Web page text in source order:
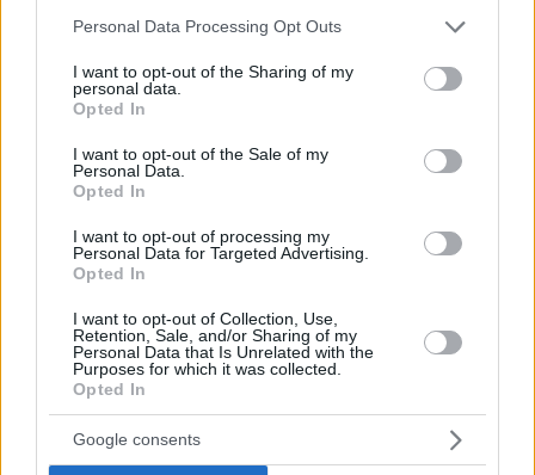
Please note that this website/app uses one or more Google
not limited to your visit or usage behaviour. You may click to
grant or deny consent to Google and its third-party tags to
use your data for below specified purposes in below Google
consent section.
Personal Data Processing Opt Outs
I want to opt-out of the Sharing of my
personal data.
Opted In
I want to opt-out of the Sale of my
Personal Data.
Opted In
I want to opt-out of processing my
Personal Data for Targeted Advertising.
Opted In
I want to opt-out of Collection, Use,
Retention, Sale, and/or Sharing of my
Personal Data that Is Unrelated with the
Purposes for which it was collected.
Opted In
Google consents
μισό γήπεδο όπου κάθε κατοχή έχει βάρος. Ένα μικρό
λάθος μπορεί να κρίνει το αποτέλεσμα, όπως φάνηκε στη
νίκη του Ολυμπιακού με 61–62 επί της ΤΣΣΚΑ Μόσχας στον
τελικό του 2012.
Η Ελληνική Basket League παρουσιάζει μια διαφορετική
δοκιμασία. Ο Ολυμπιακός και ο Παναθηναϊκός συνήθως
εναντίον ομάδων όπως ο ΠΑΟΚ ή η ΑΕΚ απαιτούν εστίαση.
Τα εγχώρια παιχνίδια μπορούν να ανοίξουν περισσότερο,
παράδειγμα, παραμένει αήττητος στη σεζόν 2025–2026
του ελληνικού πρωταθλήματος μετά από 18 γύρους, ενώ
τα παιχνίδια της EuroLeague έχουν οδηγήσει σε μικρότερα
περιθώρια και μεγαλύτερο φόρτο εργασίας.